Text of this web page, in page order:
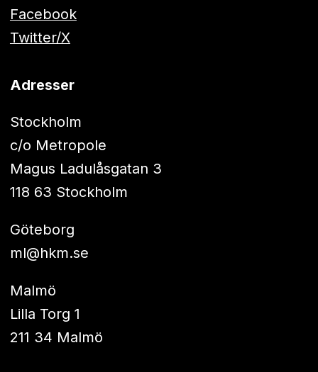
Facebook
Twitter/X
Adresser
Stockholm
c/o Metropole
Magus Ladulåsgatan 3
118 63 Stockholm
Göteborg
ml@hkm.se
Malmö
Lilla Torg 1
211 34 Malmö